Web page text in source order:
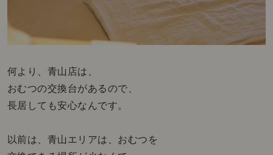
何より、青山店は、
おむつの交換台があるので、
長居しても安心なんです。
以前は、青山エリアは、おむつを